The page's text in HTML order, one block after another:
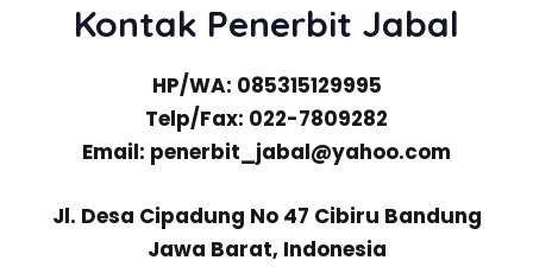
Kontak Penerbit Jabal
HP/WA: 085315129995
Telp/Fax: 022-7809282
Email: penerbit_jabal@yahoo.com
Jl. Desa Cipadung No 47 Cibiru Bandung
Jawa Barat, Indonesia